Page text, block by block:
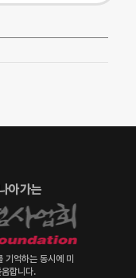
아가는
기억하는 동시에 미
합니다.